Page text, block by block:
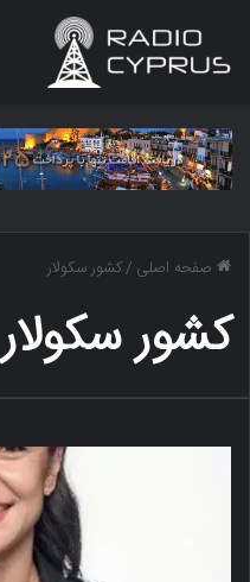
صفحه اصلی /کشور سکولار
کشور سکولار